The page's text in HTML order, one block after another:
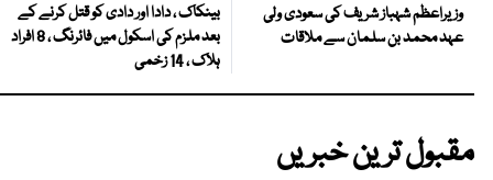
وزیراعظم شہباز شریف کی سعودی ولی
عہد محمد بن سلمان سے ملاقات
بینکاک ، دادا اور دادی کو قتل کرنے کے
بعد ملزم کی اسکول میں فائرنگ ، 8 افراد
ہلاک ، 14 زخمی
مقبول ترین خبریں